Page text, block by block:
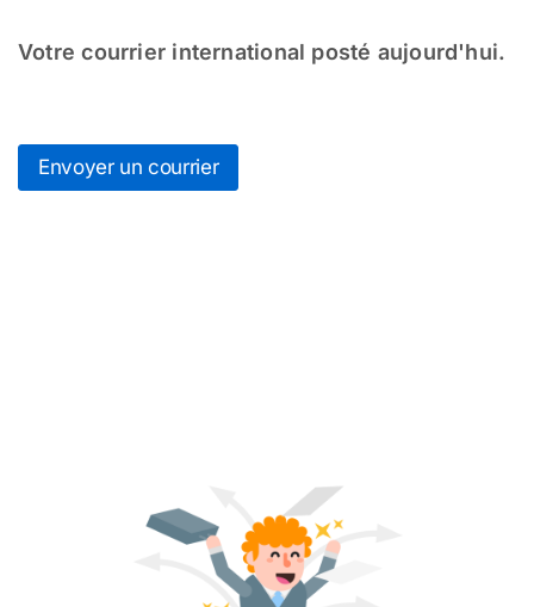
Votre courrier international posté aujourd'hui.
Envoyer un courrier